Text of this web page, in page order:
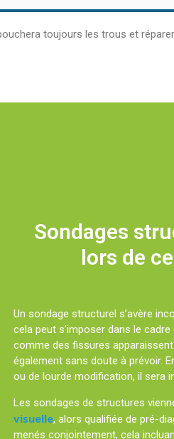
toujours les trous et
Sondages
lors de
Un sondage structurel s’avère
cela peut s’imposer dans le
comme des fissures
également sans doute à prévoir.
ou de lourde modification, il sera
Les sondages de structures
visuelle, alors qualifiée de pré-
menés conjointement, cela